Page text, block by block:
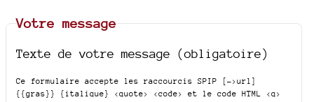
Votre message
Texte de votre message (obligatoire)
Ce formulaire accepte les raccourcis SPIP
[->url]
{{gras}} {italique} <quote> <code>
et le code HTML <q>